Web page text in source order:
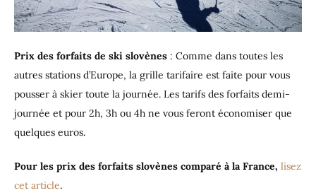
Prix des forfaits de ski slovènes : Comme dans toutes les
autres stations d’Europe, la grille tarifaire est faite pour vous
pousser à skier toute la journée. Les tarifs des forfaits demi-
journée et pour 2h, 3h ou 4h ne vous feront économiser que
quelques euros.
Pour les prix des forfaits slovènes comparé à la France, lisez
cet article.